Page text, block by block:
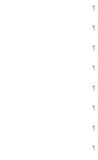
1
1
1
1
1
1
1
1